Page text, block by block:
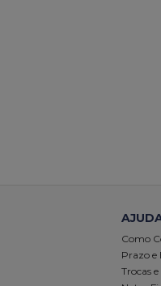
Como
Prazo e
Trocas